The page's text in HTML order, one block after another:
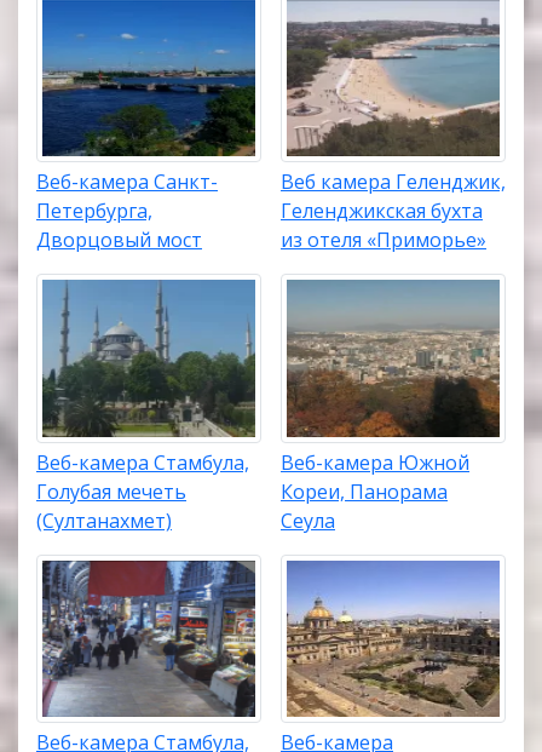
Веб-камера Санкт-
Петербурга,
Дворцовый мост
Веб камера Геленджик,
Геленджикская бухта
из отеля «Приморье»
Веб-камера Стамбула,
Голубая мечеть
(Султанахмет)
Веб-камера Южной
Кореи, Панорама
Сеула
Веб-камера Стамбула, Веб-камера